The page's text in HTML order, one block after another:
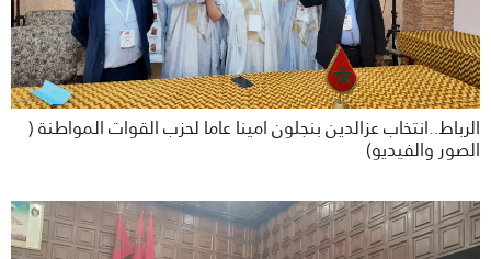
الرباط..انتخاب عزالدين بنجلون امينا عاما لحزب القوات المواطنة (
الصور والفيديو)